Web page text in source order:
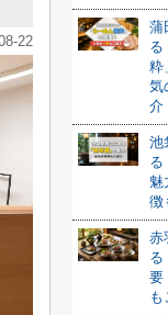
22
蒲
る
粋
気
介
池
る
魅
徴
赤
る
要
も